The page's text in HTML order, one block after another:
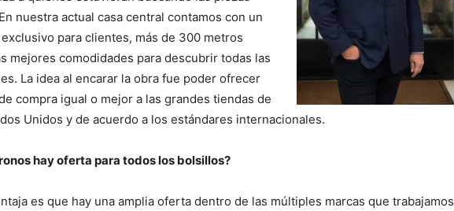
nuestra actual casa central contamos con un
para clientes, más de 300 metros
mejores comodidades para descubrir todas las
La idea al encarar la obra fue poder ofrecer
compra igual o mejor a las grandes tiendas de
Unidos y de acuerdo a los estándares internacionales.
hay oferta para todos los bolsillos?
es que hay una amplia oferta dentro de las múltiples marcas que trabajamos